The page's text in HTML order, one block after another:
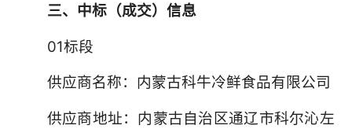
三、中标（成交）信息
01标段
供应商名称：内蒙古科牛冷鲜食品有限公司
供应商地址：内蒙古自治区通辽市科尔沁左